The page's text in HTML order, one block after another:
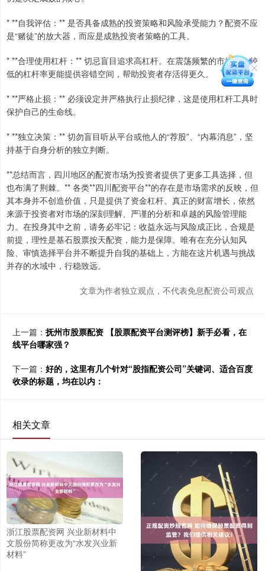
* **自我评估：** 是否具备成熟的投资策略和风险承受能力？配资不应
是“赌徒”的放大器，而应是成熟投资者策略的工具。
* **合理使用杠杆：** 切忌盲目追求高杠杆。在震荡频繁的市场中，较
低的杠杆率更能提供容错空间，帮助投资者存活得更久。
* **严格止损：** 必须设定并严格执行止损纪律，这是使用杠杆工具时
保护自己的生命线。
* **独立决策：** 切勿盲目听从平台或他人的“荐股”、“内幕消息”，坚
持基于自身分析的独立判断。
**总结而言，四川地区的配资市场为投资者提供了更多工具选择，但
也布满了荆棘。** 各类**四川配资平台**的存在是市场需求的反映，但
其本身并不创造价值，只是提供了资金杠杆。真正的财富增长，依然
来源于投资者对市场的深刻理解、严谨的分析和卓越的风险管理能
力。在投身其中之前，请务必牢记：收益永远与风险成正比，合规是
前提，理性是基石股票按天配资，能力是保障。唯有在充分认知风
险、审慎选择平台并不断提升自我的基础上，方能在这片机遇与挑战
并存的水域中，行稳致远。
文章为作者独立观点，不代表免息配资公司观点
上一篇： 抚州市股票配资 【股票配资平台测评榜】新手必看，在
线平台哪家强？
下一篇： 好的，这里有几个针对“股指配资公司”关键词、适合百度
收录的标题，均在以内：
相关文章
浙江股票配资网 兴业新材料中
文股份简称更改为“水发兴业新
材料”